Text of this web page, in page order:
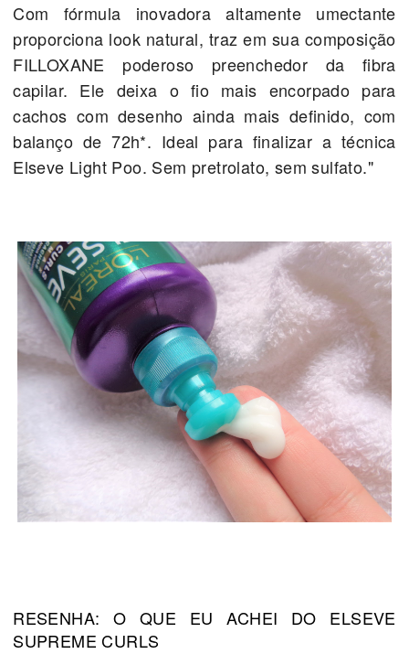
Com fórmula inovadora altamente umectante
proporciona look natural, traz em sua composição
FILLOXANE poderoso preenchedor da fibra
capilar. Ele deixa o fio mais encorpado para
cachos com desenho ainda mais definido, com
balanço de 72h*. Ideal para finalizar a técnica
Elseve Light Poo. Sem pretrolato, sem sulfato."
RESENHA: O QUE EU ACHEI DO ELSEVE
SUPREME CURLS